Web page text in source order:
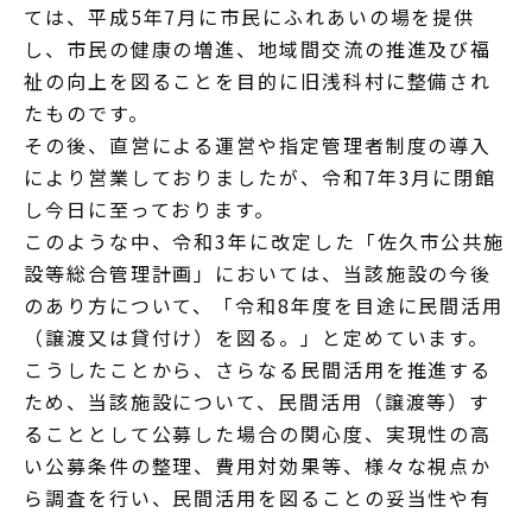
ては、平成5年7月に市民にふれあいの場を提供
し、市民の健康の増進、地域間交流の推進及び福
祉の向上を図ることを目的に旧浅科村に整備され
たものです。
その後、直営による運営や指定管理者制度の導入
により営業しておりましたが、令和7年3月に閉館
し今日に至っております。
このような中、令和3年に改定した「佐久市公共施
設等総合管理計画」においては、当該施設の今後
のあり方について、「令和8年度を目途に民間活用
（譲渡又は貸付け）を図る。」と定めています。
こうしたことから、さらなる民間活用を推進する
ため、当該施設について、民間活用（譲渡等）す
ることとして公募した場合の関心度、実現性の高
い公募条件の整理、費用対効果等、様々な視点か
ら調査を行い、民間活用を図ることの妥当性や有